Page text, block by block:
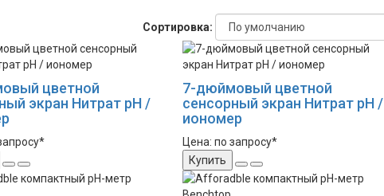
Сортировка:
цветной
экран Нитрат рН /
7-дюймовый цветной
сенсорный экран Нитрат рН /
иономер
Цена: по запросу*
Купить